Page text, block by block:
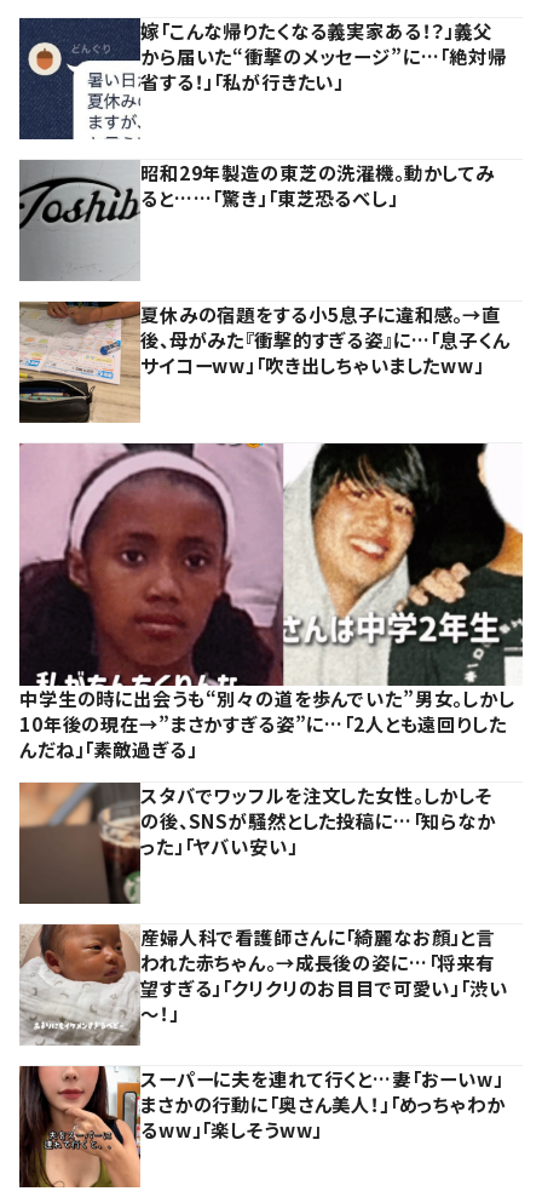
嫁「こんな帰りたくなる義実家ある！？」義父
から届いた“衝撃のメッセージ”に…「絶対帰
省する！」「私が行きたい」
昭和29年製造の東芝の洗濯機。動かしてみ
ると……「驚き」「東芝恐るべし」
夏休みの宿題をする小5息子に違和感。→直
後、母がみた『衝撃的すぎる姿』に…「息子くん
サイコーww」「吹き出しちゃいましたww」
中学生の時に出会うも“別々の道を歩んでいた”男女。しかし
10年後の現在→”まさかすぎる姿”に…「2人とも遠回りした
んだね」「素敵過ぎる」
スタバでワッフルを注文した女性。しかしそ
の後、SNSが騒然とした投稿に…「知らなか
った」「ヤバい安い」
産婦人科で看護師さんに「綺麗なお顔」と言
われた赤ちゃん。→成長後の姿に…「将来有
望すぎる」「クリクリのお目目で可愛い」「渋い
～！」
スーパーに夫を連れて行くと…妻「おーいw」
まさかの行動に「奥さん美人！」「めっちゃわか
るww」「楽しそうww」